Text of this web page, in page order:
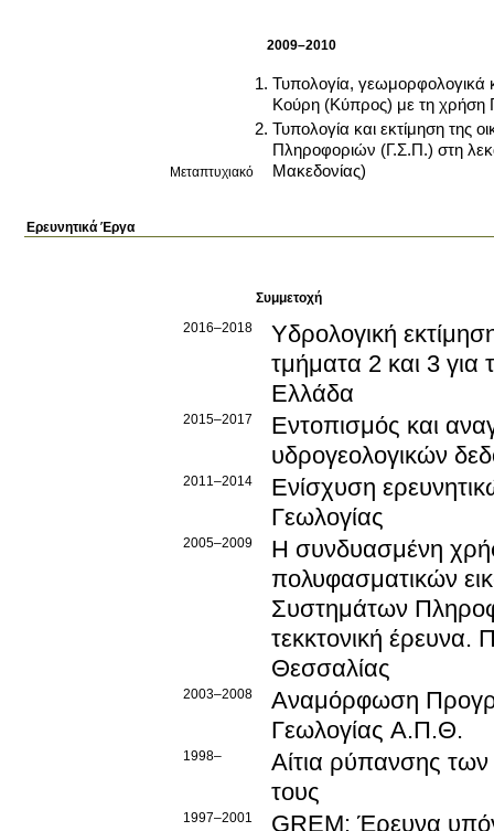
2009–2010
Μεταπτυχιακό
Τυπολογία, γεωμορφολογικά
Κούρη (Κύπρος) με τη χρήση
Τυπολογία και εκτίμηση της
Πληροφοριών (Γ.Σ.Π.) στη
Μακεδονίας)
Ερευνητικά Έργα
Συμμετοχή
2016–2018
Υδρολογική
τμήματα 2 και 3 για
Ελλάδα
2015–2017
Εντοπισμός και
υδρογεολογικών
2011–2014
Ενίσχυση
Γεωλογίας
2005–2009
Η συνδυασμένη
πολυφασματικών
Συστημάτων
τεκκτονική έρευνα.
Θεσσαλίας
2003–2008
Αναμόρφωση
Γεωλογίας Α.Π.Θ.
1998–
Αίτια ρύπανσης
τους
1997–2001 GREM: Έρευνα